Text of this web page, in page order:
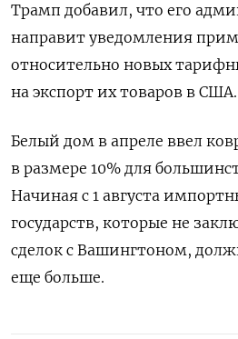
Трамп добавил, что его
направит уведомления
относительно новых
на экспорт их товаров в США.
Белый дом в апреле ввел
в размере 10% для
Начиная с 1 августа
государств, которые не
сделок с Вашингтоном,
еще больше.